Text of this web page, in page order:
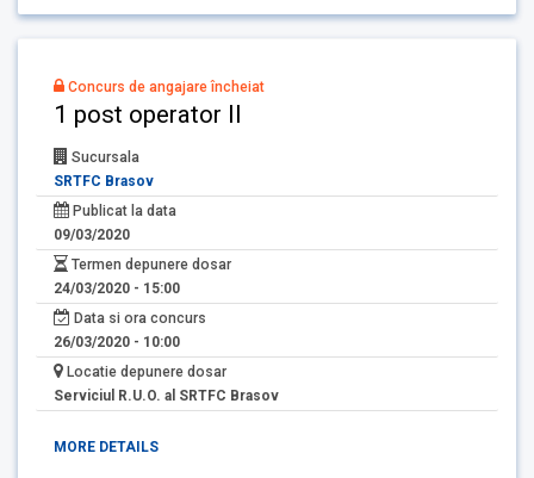
Concurs de angajare încheiat
1 post operator II
Sucursala
SRTFC Brasov
Publicat la data
09/03/2020
Termen depunere dosar
24/03/2020 - 15:00
Data si ora concurs
26/03/2020 - 10:00
Locatie depunere dosar
Serviciul R.U.O. al SRTFC Brasov
MORE DETAILS